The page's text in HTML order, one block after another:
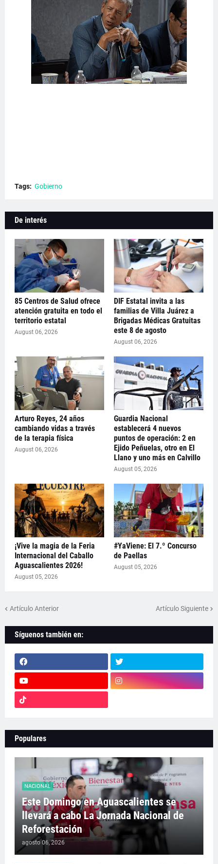
Tags: Gobierno
De interés
85 Centros de Salud ofrece
atención gratuita en todo el
territorio estatal
August 06, 2026
DIF Estatal invita a las
familias de Villa Juárez a
Brigadas Médicas Gratuitas
este 8 de agosto
August 06, 2026
Arturo Reyes, 24 años
cambiando vidas a través
de la terapia física
August 06, 2026
Guardia Nacional
establecerá 4 nuevos
puntos de operación: 2 en
Ejido Peñuelas, otro en El
Llano y uno más en Calvillo
August 05, 2026
¡Vive la magia de la Feria
Internacional del Caballo
Aguascalientes 2026!
August 05, 2026
#YaViene: El 7.º Concurso
de Paellas
August 05, 2026
Artículo Anterior Artículo Siguiente
Síguenos también en:
Populares
NACIONAL
Este Domingo en Aguascalientes se
llevará a cabo La Jornada Nacional de
Reforestación
agosto 06, 2026